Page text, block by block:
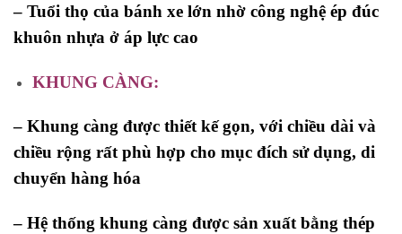
– Tuổi thọ của bánh xe lớn nhờ công nghệ ép đúc
khuôn nhựa ở áp lực cao
KHUNG CÀNG:
– Khung càng được thiết kế gọn, với chiều dài và
chiều rộng rất phù hợp cho mục đích sử dụng, di
chuyển hàng hóa
– Hệ thống khung càng được sản xuất bằng thép